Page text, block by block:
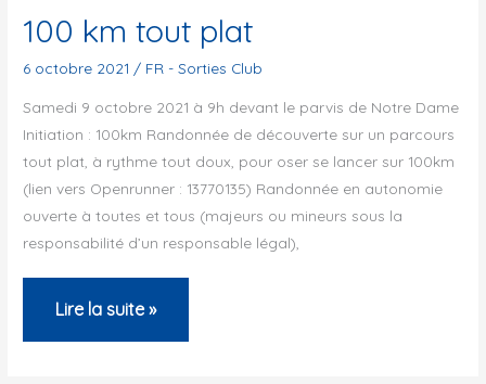
RANDONNEE
DU
SOUVENIR
100 km tout plat
6 octobre 2021 / FR - Sorties Club
Samedi 9 octobre 2021 à 9h devant le parvis de Notre Dame
Initiation : 100km Randonnée de découverte sur un parcours
tout plat, à rythme tout doux, pour oser se lancer sur 100km
(lien vers Openrunner : 13770135) Randonnée en autonomie
ouverte à toutes et tous (majeurs ou mineurs sous la
responsabilité d’un responsable légal),
100
km
Lire la suite »